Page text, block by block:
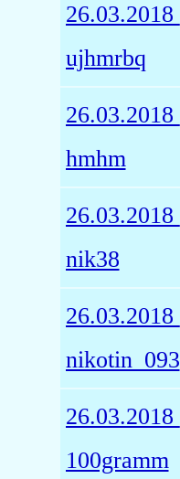
26.03.2018
ujhmrbq
26.03.2018
hmhm
26.03.2018
nik38
26.03.2018
nikotin_093
26.03.2018
100gramm